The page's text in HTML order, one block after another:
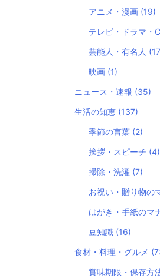
アニメ・漫画 (19)
テレビ・ドラマ・
芸能人・有名人
映画 (1)
ニュース・速報 (35)
生活の知恵 (137)
季節の言葉 (2)
挨拶・スピーチ (4)
掃除・洗濯 (7)
お祝い・贈り物の
はがき・手紙のマ
豆知識 (16)
食材・料理・グルメ
賞味期限・保存方